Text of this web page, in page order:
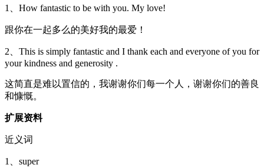
1、How fantastic to be with you. My love!
跟你在一起多么的美好我的最爱！
2、This is simply fantastic and I thank each and everyone of you for
your kindness and generosity .
这简直是难以置信的，我谢谢你们每一个人，谢谢你们的善良
和慷慨。
扩展资料
近义词
1、super